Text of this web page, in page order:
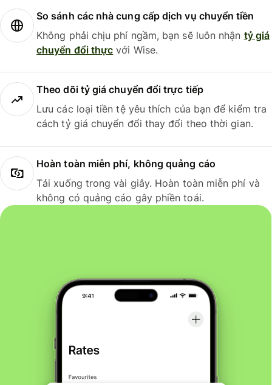
So sánh các nhà cung cấp dịch vụ chuyển tiền
Không phải chịu phí ngầm, bạn sẽ luôn nhận tỷ giá
chuyển đổi thực với Wise.
Theo dõi tỷ giá chuyển đổi trực tiếp
Lưu các loại tiền tệ yêu thích của bạn để kiểm tra
cách tỷ giá chuyển đổi thay đổi theo thời gian.
Hoàn toàn miễn phí, không quảng cáo
Tải xuống trong vài giây. Hoàn toàn miễn phí và
không có quảng cáo gây phiền toái.